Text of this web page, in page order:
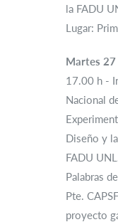
la FADU
Lugar:
Martes 27
17.00 h -
Nacional
Diseño y
FADU
Palabras
Pte.
proyecto